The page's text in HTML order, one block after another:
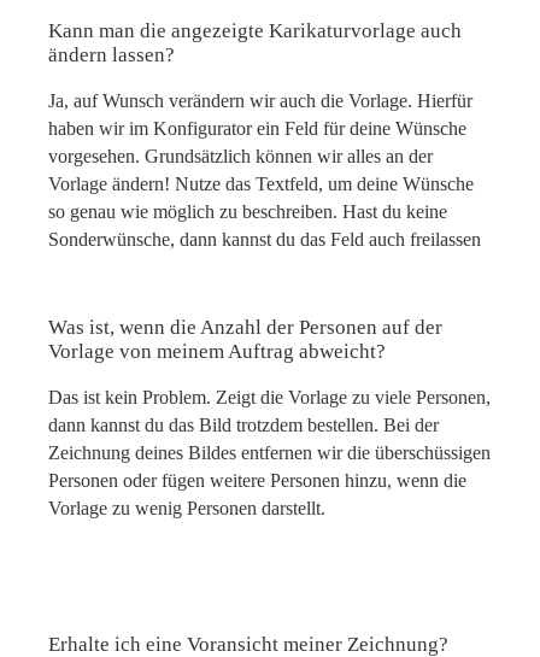
Kann man die angezeigte Karikaturvorlage auch
ändern lassen?
Ja, auf Wunsch verändern wir auch die Vorlage. Hierfür
haben wir im Konfigurator ein Feld für deine Wünsche
vorgesehen. Grundsätzlich können wir alles an der
Vorlage ändern! Nutze das Textfeld, um deine Wünsche
so genau wie möglich zu beschreiben. Hast du keine
Sonderwünsche, dann kannst du das Feld auch freilassen
Was ist, wenn die Anzahl der Personen auf der
Vorlage von meinem Auftrag abweicht?
Das ist kein Problem. Zeigt die Vorlage zu viele Personen,
dann kannst du das Bild trotzdem bestellen. Bei der
Zeichnung deines Bildes entfernen wir die überschüssigen
Personen oder fügen weitere Personen hinzu, wenn die
Vorlage zu wenig Personen darstellt.
Erhalte ich eine Voransicht meiner Zeichnung?